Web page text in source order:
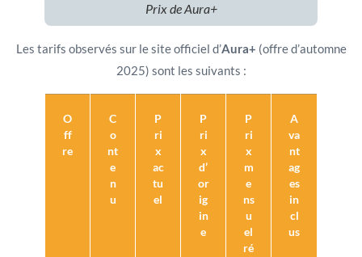
Prix de Aura+
Les tarifs observés sur le site officiel d’Aura+ (offre d’automne
2025) sont les suivants :
O
ff
re
C
o
nt
e
n
u
P
ri
x
ac
tu
el
P
ri
x
d’
or
ig
in
e
P
ri
x
m
e
ns
u
el
ré
A
va
nt
ag
es
in
cl
us